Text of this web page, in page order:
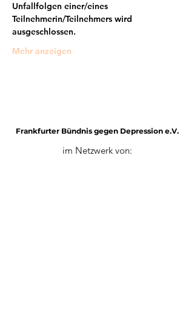
Unfallfolgen einer/eines
Teilnehmerin/Teilnehmers wird
ausgeschlossen.
Mehr anzeigen
Frankfurter Bündnis gegen Depression e.V.
im Netzwerk von: